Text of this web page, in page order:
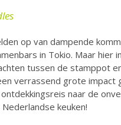
op van dampende
in Tokio. Maar hier in
tussen de stamppot
verrassend grote impact
naar de
keuken!